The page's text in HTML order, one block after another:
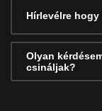
Hírlevélre
Olyan
csináljak?